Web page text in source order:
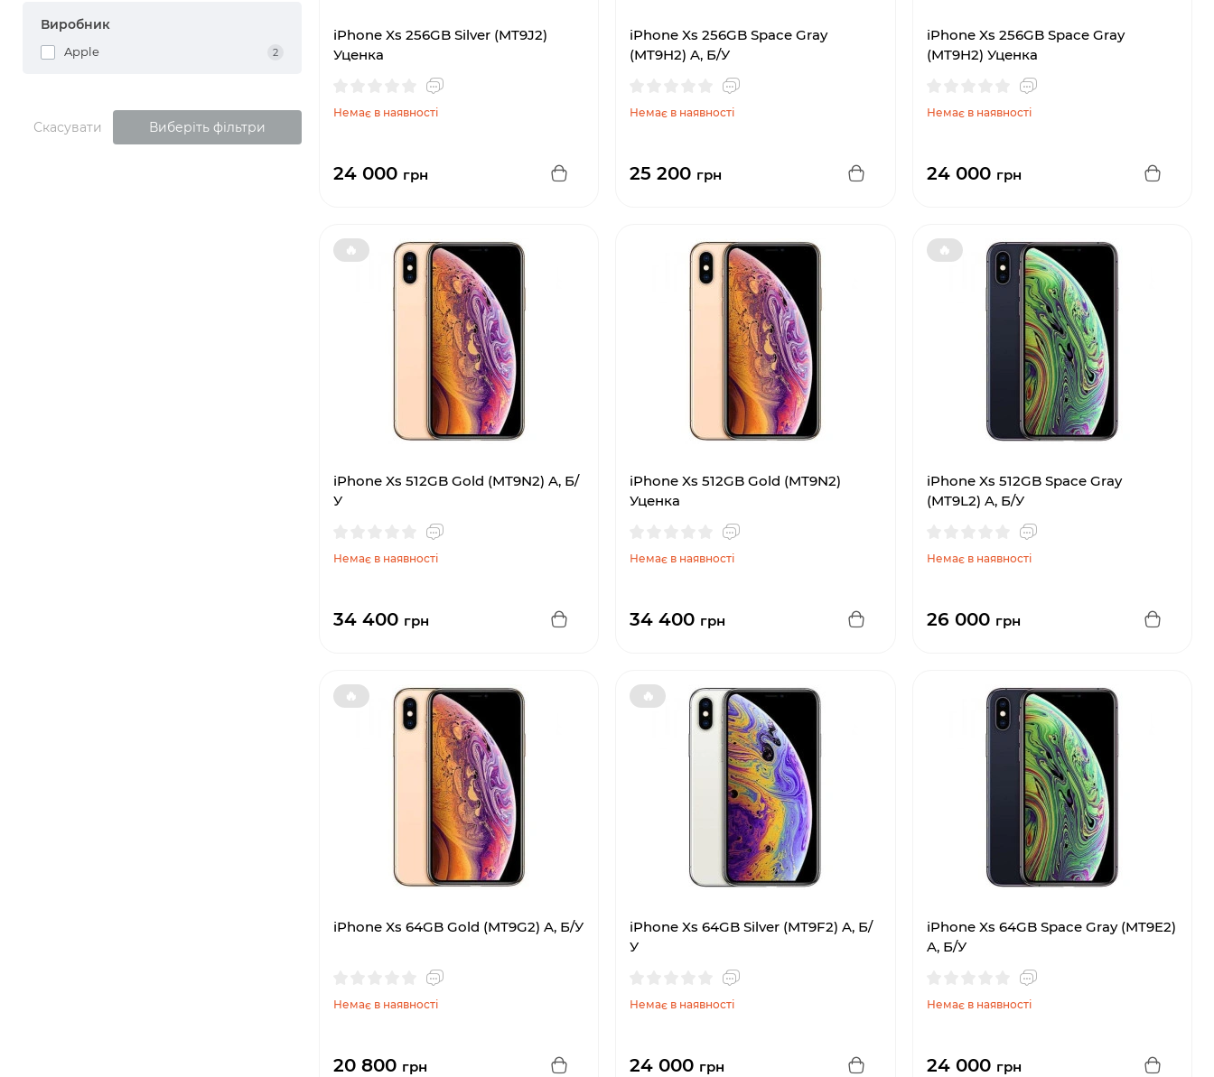
Виробник
Apple 2
Скасувати Виберіть фільтри
iPhone Xs 256GB Silver (MT9J2)
Уценка
Немає в наявності
24 000 грн
iPhone Xs 256GB Space Gray
(MT9H2) A, Б/У
Немає в наявності
25 200 грн
iPhone Xs 256GB Space Gray
(MT9H2) Уценка
Немає в наявності
24 000 грн
🔥
iPhone Xs 512GB Gold (MT9N2) A, Б/
У
Немає в наявності
34 400 грн
iPhone Xs 512GB Gold (MT9N2)
Уценка
Немає в наявності
34 400 грн
🔥
iPhone Xs 512GB Space Gray
(MT9L2) A, Б/У
Немає в наявності
26 000 грн
🔥
iPhone Xs 64GB Gold (MT9G2) A, Б/У
Немає в наявності
20 800 грн
🔥
iPhone Xs 64GB Silver (MT9F2) A, Б/
У
Немає в наявності
24 000 грн
iPhone Xs 64GB Space Gray (MT9E2)
A, Б/У
Немає в наявності
24 000 грн